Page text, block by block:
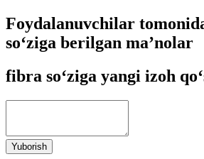
Foydalanuvchilar
so‘ziga berilgan ma’nolar
fibra so‘ziga yangi izoh
Yuborish